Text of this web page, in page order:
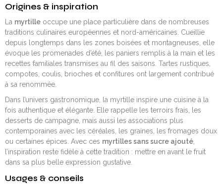
Origines & inspiration
La myrtille occupe une place particulière dans de nombreuses
traditions culinaires européennes et nord-américaines. Cueillie
depuis longtemps dans les zones boisées et montagneuses, elle
évoque les promenades d’été, les paniers remplis à la main et les
recettes familiales transmises au fil des saisons. Tartes rustiques,
compotes, coulis, brioches et confitures ont largement contribué
à sa renommée.
Dans l’univers gastronomique, la myrtille inspire une cuisine à la
fois authentique et élégante. Elle rappelle les terroirs frais, les
desserts de campagne, mais aussi les associations plus
contemporaines avec les céréales, les graines, les fromages doux
ou certaines épices. Avec ces myrtilles sans sucre ajouté
l’inspiration reste fidèle à cette tradition : mettre en avant le fruit
dans sa plus belle expression gustative.
Usages & conseils